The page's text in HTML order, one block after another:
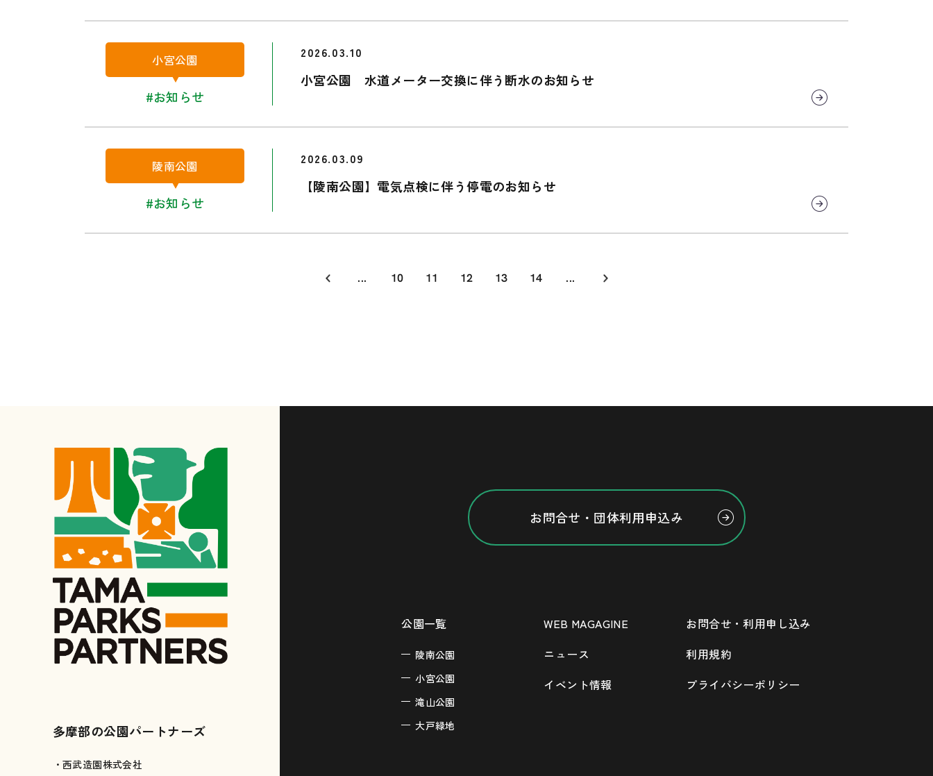
小宮公園
#お知らせ
2026.03.10
小宮公園 水道メーター交換に伴う断水のお知らせ
陵南公園
#お知らせ
2026.03.09
【陵南公園】電気点検に伴う停電のお知らせ
... 10 11 12 13 14 ...
お問合せ・団体利用申込み
公園一覧
陵南公園
小宮公園
滝山公園
大戸緑地
WEB MAGAGINE
ニュース
イベント情報
お問合せ・利用申し込み
利用規約
プライバシーポリシー
多摩部の公園パートナーズ
・西武造園株式会社